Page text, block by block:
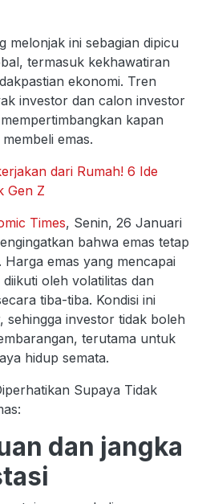
melonjak ini sebagian dipicu
termasuk kekhawatiran
ekonomi. Tren
investor dan calon investor
kapan
emas.
dari Rumah! 6 Ide
Gen Z
Times, Senin, 26 Januari
bahwa emas tetap
Harga emas yang mencapai
oleh volatilitas dan
tiba-tiba. Kondisi ini
sehingga investor tidak boleh
terutama untuk
hidup semata.
Supaya Tidak
dan jangka